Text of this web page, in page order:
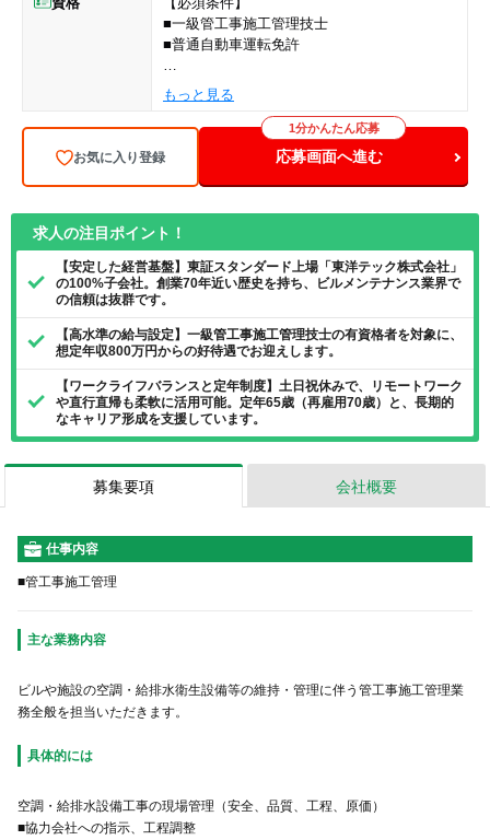
■一級管工事施工管理技士
■普通自動車運転免許
【求める経験】
■管工事の現場における施工管理の実務経験が
ある方
もっと見る
お気に入り登録 応募画面へ進む
1分かんたん応募
求人の注目ポイント！
【安定した経営基盤】東証スタンダード上場「東洋テック株式会社」
の100%子会社。創業70年近い歴史を持ち、ビルメンテナンス業界で
の信頼は抜群です。
【高水準の給与設定】一級管工事施工管理技士の有資格者を対象に、
想定年収800万円からの好待遇でお迎えします。
【ワークライフバランスと定年制度】土日祝休みで、リモートワーク
や直行直帰も柔軟に活用可能。定年65歳（再雇用70歳）と、長期的
なキャリア形成を支援しています。
募集要項 会社概要
仕事内容
■管工事施工管理
主な業務内容
ビルや施設の空調・給排水衛生設備等の維持・管理に伴う管工事施工管理業
務全般を担当いただきます。
具体的には
空調・給排水設備工事の現場管理（安全、品質、工程、原価）
■協力会社への指示、工程調整